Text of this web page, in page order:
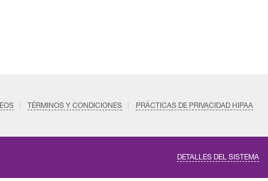
TÉRMINOS Y CONDICIONES PRÁCTICAS DE PRIVACIDAD HIPAA
DETALLES DEL SISTEMA